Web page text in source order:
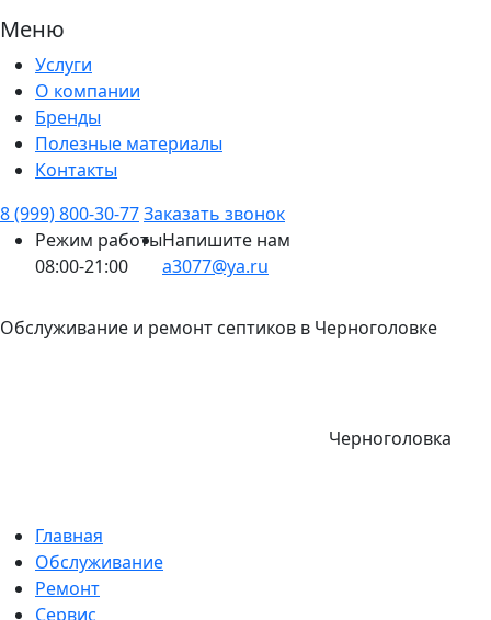
Меню
Услуги
О компании
Бренды
Полезные материалы
Контакты
8 (999) 800-30-77Заказать звонок
Режим работы
08:00-21:00
Напишите нам
a3077@ya.ru
Обслуживание и ремонт септиков в Черноголовке
Черноголовка
Главная
Обслуживание
Ремонт
Сервис